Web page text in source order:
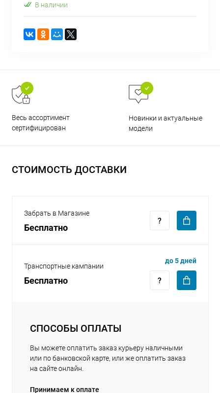
В наличии
Весь ассортимент
сертифицирован
Новинки и актуальные
модели
СТОИМОСТЬ ДОСТАВКИ
Забрать в Магазине
Бесплатно
Транспортные кампании
Бесплатно
до 5 дней
СПОСОБЫ ОПЛАТЫ
Вы можете оплатить заказ курьеру наличными
или по банковской карте, или же оплатить заказ
на сайте онлайн.
Принимаем к оплате